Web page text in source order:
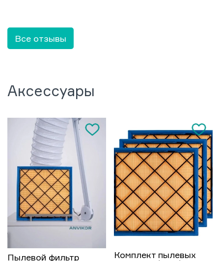
Все отзывы
Аксессуары
Пылевой фильтр
Комплект пылевых